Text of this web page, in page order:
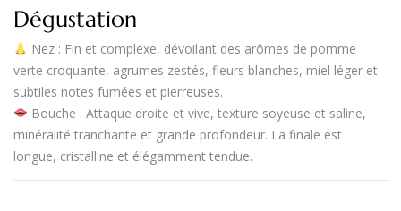
Dégustation
Nez: Fin et complexe, dévoilant des arômes de pomme
verte croquante, agrumes zestés, fleurs blanches, miel léger et
subtiles notes fumées et pierreuses.
Bouche : Attaque droite et vive, texture soyeuse et saline,
minéralité tranchante et grande profondeur. La finale est
longue, cristalline et élégamment tendue.